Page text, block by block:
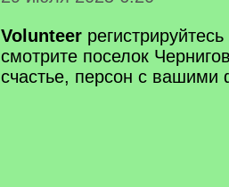
Volunteer
смотрите поселок
счастье, персон с